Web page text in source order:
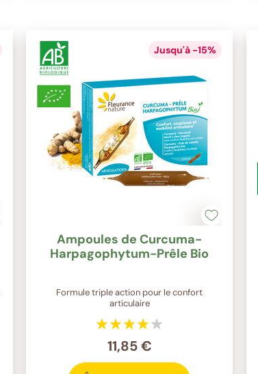
Jusqu'à -15%
Ampoules de Curcuma-
Harpagophytum-Prêle Bio
Formule triple action pour le confort
articulaire
11,85 €